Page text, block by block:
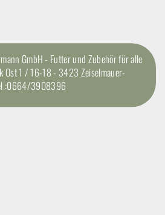
GmbH - Futter und Zubehör für alle
Ost 1 / 16-18 - 3423 Zeiselmauer-
3908396